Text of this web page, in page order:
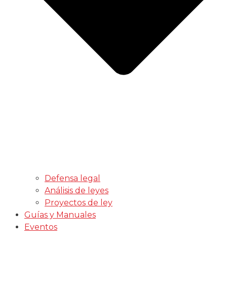
Defensa legal
Análisis de leyes
Proyectos de ley
Guías y Manuales
Eventos